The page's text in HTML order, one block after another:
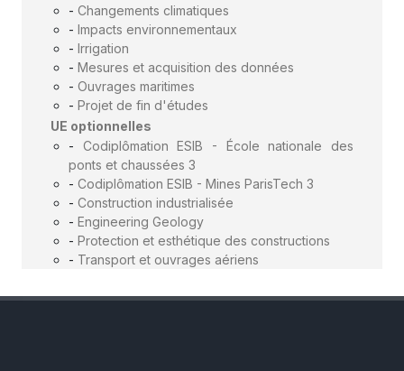
- Changements climatiques
- Impacts environnementaux
- Irrigation
- Mesures et acquisition des données
- Ouvrages maritimes
- Projet de fin d'études
UE optionnelles
- Codiplômation ESIB - École nationale des
ponts et chaussées 3
- Codiplômation ESIB - Mines ParisTech 3
- Construction industrialisée
- Engineering Geology
- Protection et esthétique des constructions
- Transport et ouvrages aériens